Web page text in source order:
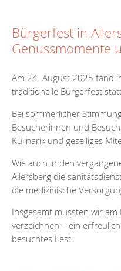
Bürgerfest in
Genussmomente
Am 24. August 2025 fand
traditionelle Bürgerfest
Bei sommerlicher
Besucherinnen und
Kulinarik und geselliges
Wie auch in den
Allersberg die
die medizinische
Insgesamt mussten wir
verzeichnen – ein
besuchtes Fest.